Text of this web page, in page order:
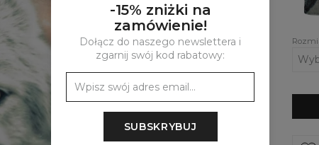
-15% zniżki na
zamówienie!
Dołącz do naszego newslettera i
zgarnij swój kod rabatowy:
SUBSKRYBUJ